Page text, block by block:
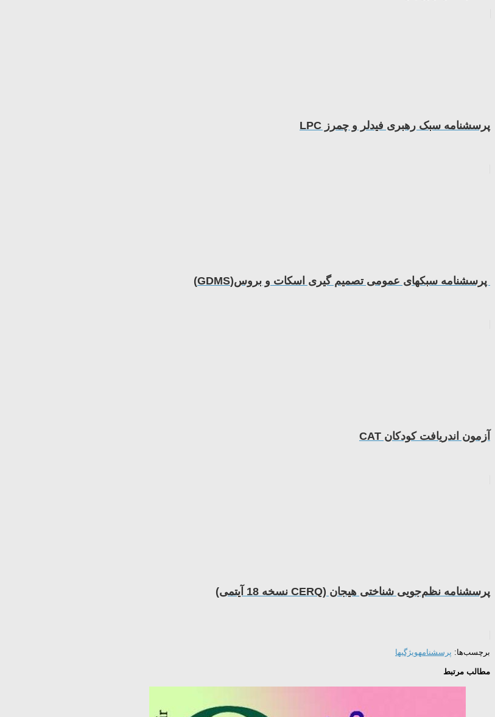
پرسشنامه سبک رهبری فیدلر و چمرز LPC
پرسشنامه سبكهای عمومی تصمیم گیری اسكات و بروس(GDMS)
آزمون اندریافت کودکان CAT
پرسشنامه­ نظم‌جویی شناختی هیجان (CERQ نسخه 18 آیتمی)
برچسب‌ها: پرسشنامهویژگیها
مطالب مرتبط